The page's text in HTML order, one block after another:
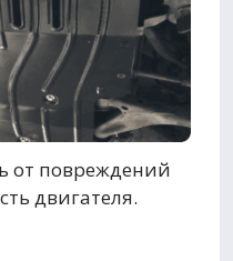
от повреждений
двигателя.